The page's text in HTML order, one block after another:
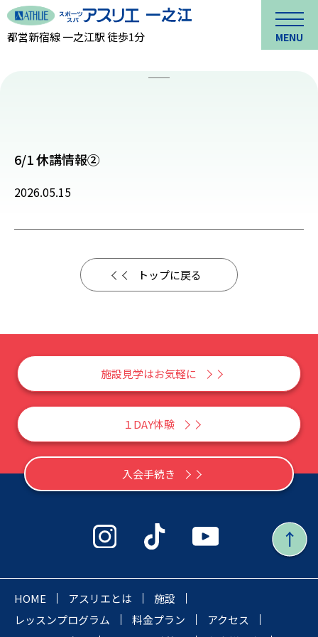
都営新宿線 一之江駅 徒歩1分 MENU
6/1 休講情報②
2026.05.15
トップに戻る
施設見学はお気軽に
１DAY体験
入会手続き
HOME アスリエとは
施設
レッスンプログラム
料金プラン
アクセス